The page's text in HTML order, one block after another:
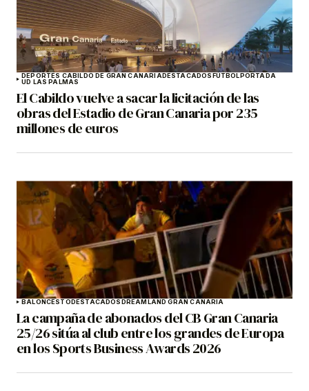
DEPORTES CABILDO DE GRAN CANARIADESTACADOS FÚTBOL PORTADA
UD LAS PALMAS
El Cabildo vuelve a sacar la licitación de las
obras del Estadio de Gran Canaria por 235
millones de euros
BALONCESTO DESTACADOS DREAMLAND GRAN CANARIA
La campaña de abonados del CB Gran Canaria
25/26 sitúa al club entre los grandes de Europa
en los Sports Business Awards 2026